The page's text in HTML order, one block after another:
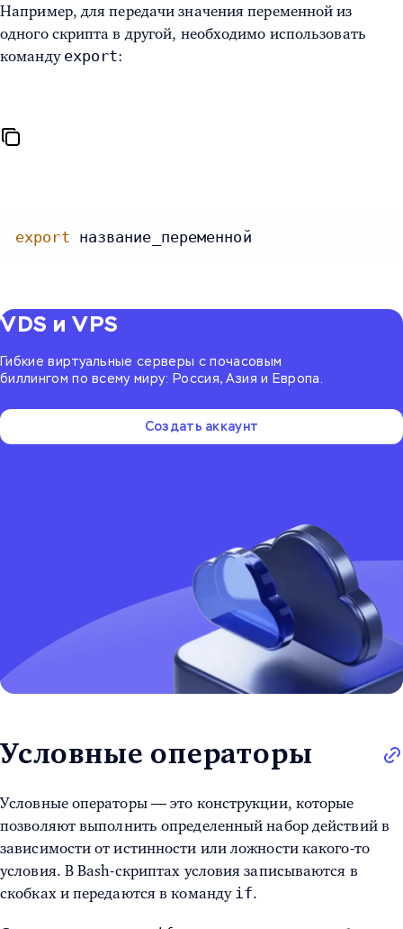
Например, для передачи значения переменной из
одного скрипта в другой, необходимо использовать
команду export:
export название_переменной
VDS и VPS
Гибкие виртуальные серверы с почасовым
биллингом по всему миру: Россия, Азия и Европа.
Создать аккаунт
Условные операторы
Условные операторы — это конструкции, которые
позволяют выполнить определенный набор действий в
зависимости от истинности или ложности какого-то
условия. В Bash-скриптах условия записываются в
скобках и передаются в команду if.